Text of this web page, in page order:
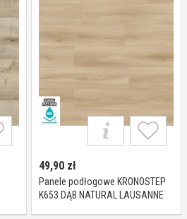
49,90 zł
Panele podłogowe KRONOSTEP
K653 DĄB NATURAL LAUSANNE